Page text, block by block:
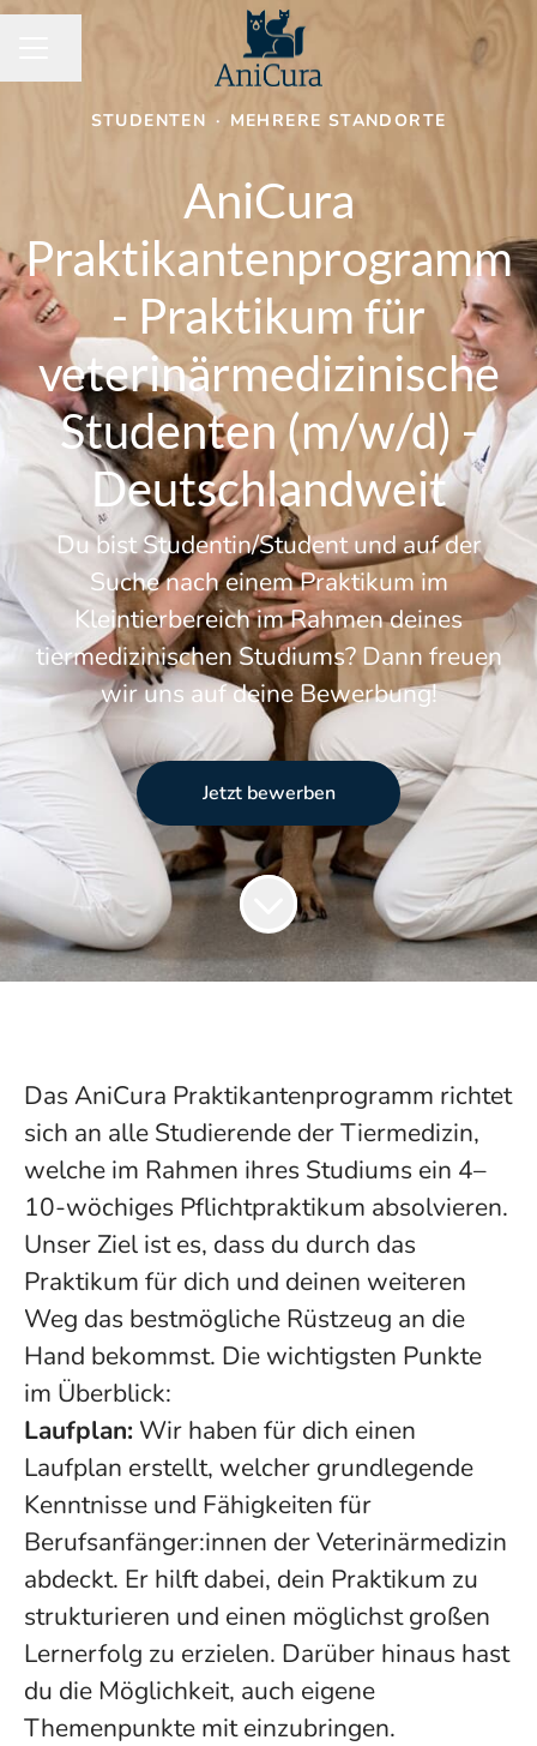
STUDENTEN · MEHRERE STANDORTE
AniCura
Praktikantenprogramm
- Praktikum für
veterinärmedizinische
Studenten (m/w/d) -
Deutschlandweit
Du bist Studentin/Student und auf der
Suche nach einem Praktikum im
Kleintierbereich im Rahmen deines
tiermedizinischen Studiums? Dann freuen
wir uns auf deine Bewerbung!
Jetzt bewerben
Das AniCura Praktikantenprogramm richtet
sich an alle Studierende der Tiermedizin,
welche im Rahmen ihres Studiums ein 4–
10-wöchiges Pflichtpraktikum absolvieren.
Unser Ziel ist es, dass du durch das
Praktikum für dich und deinen weiteren
Weg das bestmögliche Rüstzeug an die
Hand bekommst. Die wichtigsten Punkte
im Überblick:
Laufplan: Wir haben für dich einen
Laufplan erstellt, welcher grundlegende
Kenntnisse und Fähigkeiten für
Berufsanfänger:innen der Veterinärmedizin
abdeckt. Er hilft dabei, dein Praktikum zu
strukturieren und einen möglichst großen
Lernerfolg zu erzielen. Darüber hinaus hast
du die Möglichkeit, auch eigene
Themenpunkte mit einzubringen.